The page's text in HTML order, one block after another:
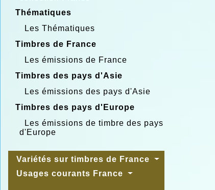
Thématiques
Les Thématiques
Timbres de France
Les émissions de France
Timbres des pays d'Asie
Les émissions des pays d'Asie
Timbres des pays d'Europe
Les émissions de timbre des pays
d'Europe
Variétés sur timbres de France
Usages courants France